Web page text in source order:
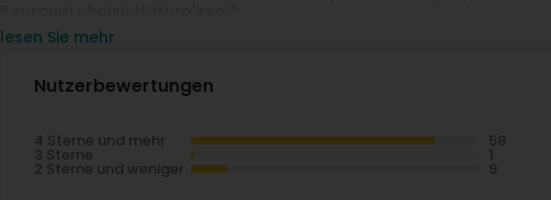
Une expertise reconnue
Offrez-vous un moment de sérénité et de soin avec Naturo'zen, où
lesen Sie mehr
Nutzerbewertungen
4 Sterne und mehr
3 Sterne
2 Sterne und weniger